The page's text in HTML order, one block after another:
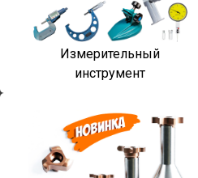
Измерительный
инструмент